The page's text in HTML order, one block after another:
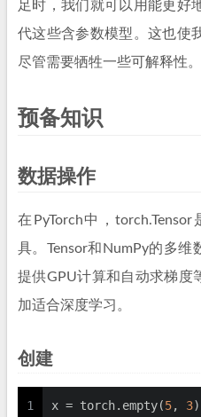
足时，我们就可以用能更好
代这些含参数模型。这也使
尽管需要牺牲一些可解释性。
预备知识
数据操作
在PyTorch中，
具。Tensor和NumPy的多维
提供GPU计算和自动求梯度
加适合深度学习。
创建
1
x = torch.empty(5, 3)